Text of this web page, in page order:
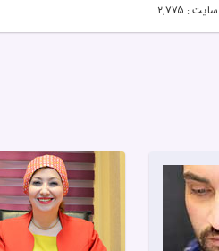
: ۲,۷۷۵